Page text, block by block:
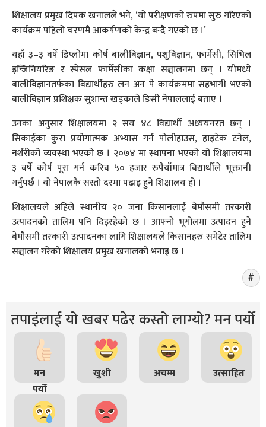
शिक्षालय प्रमुख दिपक खनालले भने, ‘यो परीक्षणको रुपमा सुरु गरिएको
कार्यक्रम पहिलो चरणमै आकर्षणको केन्द्र बन्दै गएको छ ।’
यहाँ ३–३ वर्षे डिप्लोमा कोर्ष बालीबिज्ञान, पशुबिज्ञान, फार्मेसी, सिभिल
इन्जिनियरिङ र स्पेसल फार्मेसीका कक्षा सञ्चालनमा छन् । यीमध्ये
बालीबिज्ञानतर्फका बिद्यार्थीहरु लन अन पे कार्यक्रममा सहभागी भएको
बालीबिज्ञान प्रशिक्षक सुशान्त खड्काले डिसी नेपाललाई बताए ।
उनका अनुसार शिक्षालयमा २ सय ४८ विद्यार्थी अध्ययनरत छन् ।
सिकाईका कुरा प्रयोगात्मक अभ्यास गर्न पोलीहाउस, हाइटेक टनेल,
नर्शरीको व्यवस्था भएको छ । २०७४ मा स्थापना भएको यो शिक्षालयमा
३ वर्षे कोर्ष पूरा गर्न करिव ५० हजार रुपैयाँमात्र बिद्यार्थीले भूक्तानी
गर्नुपर्छ । यो नेपालकै सस्तो दरमा पढाइ हुने शिक्षालय हो ।
शिक्षालयले अहिले स्थानीय २० जना किसानलाई बेमौसमी तरकारी
उत्पादनको तालिम पनि दिइरहेको छ । आफ्नो भूगोलमा उत्पादन हुने
बेमौसमी तरकारी उत्पादनका लागि शिक्षालयले किसानहरु समेटेर तालिम
सञ्चालन गरेको शिक्षालय प्रमुख खनालको भनाइ छ ।
तपाइंलाई यो खबर पढेर कस्तो लाग्यो? मन पर्यो
मन
पर्यो
खुशी अचम्म उत्साहित